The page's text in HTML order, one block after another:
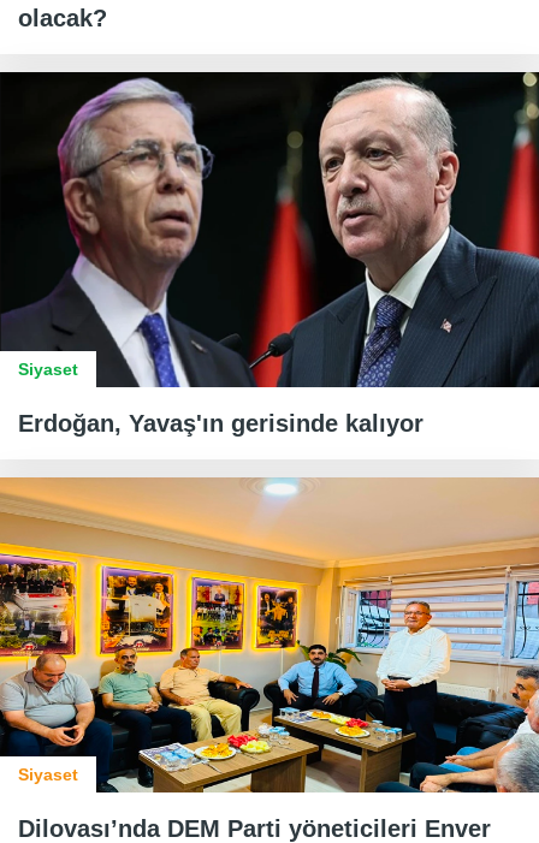
olacak?
Siyaset
Erdoğan, Yavaş'ın gerisinde kalıyor
Siyaset
Dilovası’nda DEM Parti yöneticileri Enver